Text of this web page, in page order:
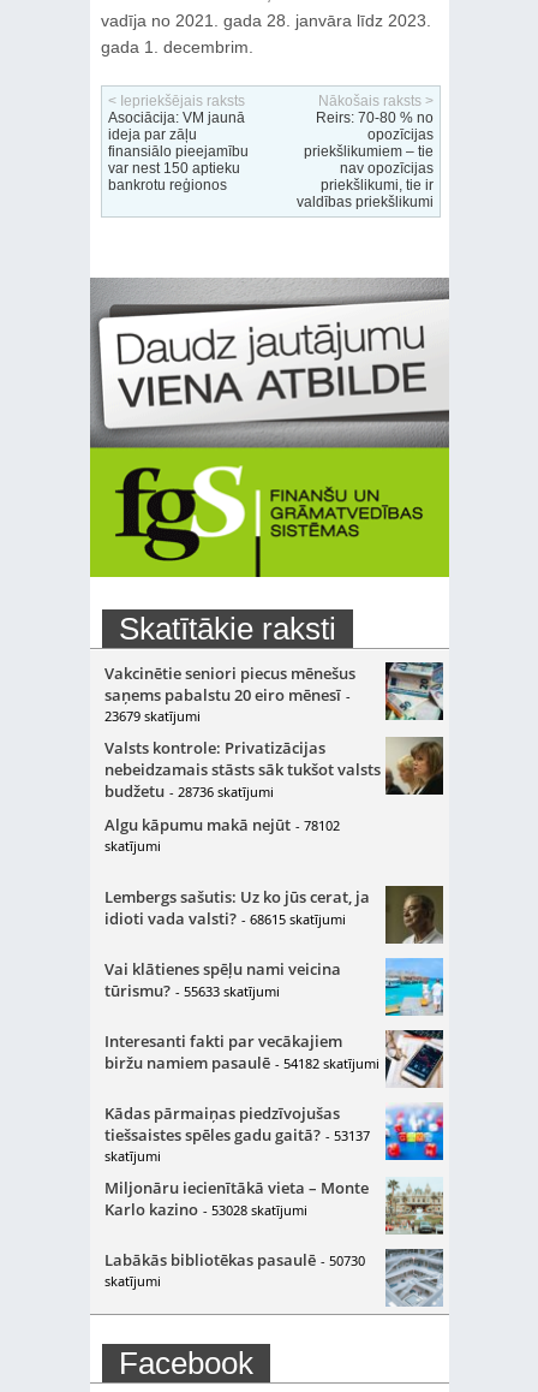
vadīja no 2021. gada 28. janvāra līdz 2023.
gada 1. decembrim.
< Iepriekšējais raksts
Asociācija: VM jaunā
ideja par zāļu
finansiālo pieejamību
var nest 150 aptieku
bankrotu reģionos
Nākošais raksts >
Reirs: 70-80 % no
opozīcijas
priekšlikumiem – tie
nav opozīcijas
priekšlikumi, tie ir
valdības priekšlikumi
Skatītākie raksti
Vakcinētie seniori piecus mēnešus
saņems pabalstu 20 eiro mēnesī -
23679 skatījumi
Valsts kontrole: Privatizācijas
nebeidzamais stāsts sāk tukšot valsts
budžetu - 28736 skatījumi
Algu kāpumu makā nejūt - 78102
skatījumi
Lembergs sašutis: Uz ko jūs cerat, ja
idioti vada valsti? - 68615 skatījumi
Vai klātienes spēļu nami veicina
tūrismu? - 55633 skatījumi
Interesanti fakti par vecākajiem
biržu namiem pasaulē - 54182 skatījumi
Kādas pārmaiņas piedzīvojušas
tiešsaistes spēles gadu gaitā? - 53137
skatījumi
Miljonāru iecienītākā vieta – Monte
Karlo kazino - 53028 skatījumi
Labākās bibliotēkas pasaulē - 50730
skatījumi
Facebook